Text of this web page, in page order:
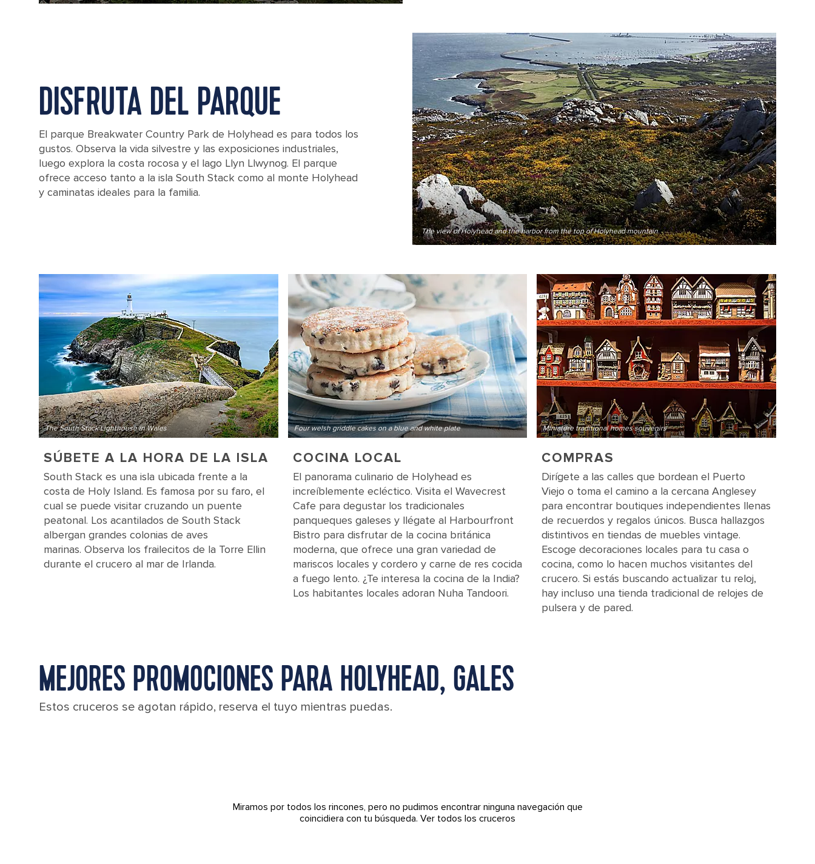
The view of Holyhead and the harbor from the top of Holyhead mountain
DISFRUTA DEL PARQUE
El parque Breakwater Country Park de Holyhead es para todos los
gustos. Observa la vida silvestre y las exposiciones industriales,
luego explora la costa rocosa y el lago Llyn Llwynog. El parque
ofrece acceso tanto a la isla South Stack como al monte Holyhead
y caminatas ideales para la familia.
The South Stack Lighthouse in Wales
SÚBETE A LA HORA DE LA ISLA
South Stack es una isla ubicada frente a la
costa de Holy Island. Es famosa por su faro, el
cual se puede visitar cruzando un puente
peatonal. Los acantilados de South Stack
albergan grandes colonias de aves
marinas. Observa los frailecitos de la Torre Ellin
durante el crucero al mar de Irlanda.
Four welsh griddle cakes on a blue and white plate
COCINA LOCAL
El panorama culinario de Holyhead es
increíblemente ecléctico. Visita el Wavecrest
Cafe para degustar los tradicionales
panqueques galeses y llégate al Harbourfront
Bistro para disfrutar de la cocina británica
moderna, que ofrece una gran variedad de
mariscos locales y cordero y carne de res cocida
a fuego lento. ¿Te interesa la cocina de la India?
Los habitantes locales adoran Nuha Tandoori.
Miniature traditional homes souvenirs
COMPRAS
Dirígete a las calles que bordean el Puerto
Viejo o toma el camino a la cercana Anglesey
para encontrar boutiques independientes llenas
de recuerdos y regalos únicos. Busca hallazgos
distintivos en tiendas de muebles vintage.
Escoge decoraciones locales para tu casa o
cocina, como lo hacen muchos visitantes del
crucero. Si estás buscando actualizar tu reloj,
hay incluso una tienda tradicional de relojes de
pulsera y de pared.
MEJORES PROMOCIONES PARA HOLYHEAD, GALES
Estos cruceros se agotan rápido, reserva el tuyo mientras puedas.
Miramos por todos los rincones, pero no pudimos encontrar ninguna navegación que
coincidiera con tu búsqueda. Ver todos los cruceros